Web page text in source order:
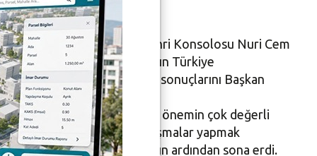
Fransa Bursa Fahri Konsolosu Nuri Cem
Belediyesi’nin, Fransa’nın Türkiye
iş birliğinin olumlu sonuçlarını Başkan
“Kültüre verdiğiniz önemin çok değerli
yıl gençlere yönelik çalışmalar yapmak
iş birliği protokolü, üç yılın ardından sona erdi.